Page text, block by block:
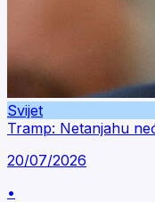
Svijet
Tramp: Netanjahu
20/07/2026
•